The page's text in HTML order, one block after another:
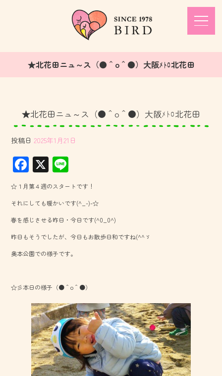
★北花田ニュ～ス（●＾o＾●）大阪ﾒﾄﾛ北花田
★北花田ニュ～ス（●＾o＾●）大阪ﾒﾄﾛ北花田
投稿日 2025年1月21日
F
ac
e
b
o
ok
X
ne
☆１月第４週のスタートです！
それにしても暖かいです(^_-)-☆
春を感じさせる昨日・今日です(^0_0^)
昨日もそうでしたが、今日もお散歩日和ですね(^^ゞ
奥本公園での様子です。
☆彡本日の様子（●＾o＾●）